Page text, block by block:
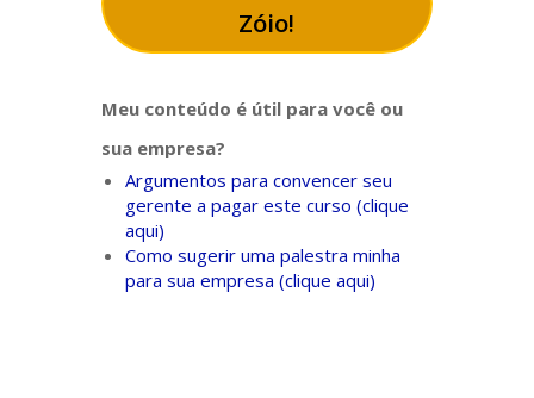
Zóio!
Meu conteúdo é útil para você ou
sua empresa?
Argumentos para convencer seu
gerente a pagar este curso (clique
aqui)
Como sugerir uma palestra minha
para sua empresa (clique aqui)